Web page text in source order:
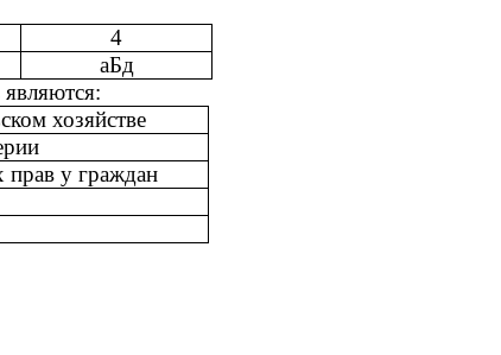
4
аБд
хозяйстве
прав у граждан